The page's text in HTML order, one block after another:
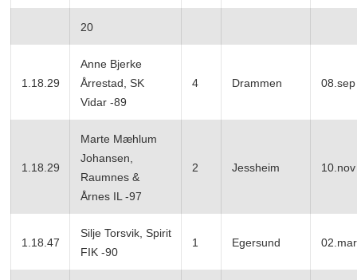
20
1.18.29
Anne Bjerke
Årrestad, SK
Vidar -89
4 Drammen 08.sep
1.18.29
Marte Mæhlum
Johansen,
Raumnes &
Årnes IL -97
2 Jessheim 10.nov
1.18.47
Silje Torsvik, Spirit
FIK -90
1 Egersund 02.mar